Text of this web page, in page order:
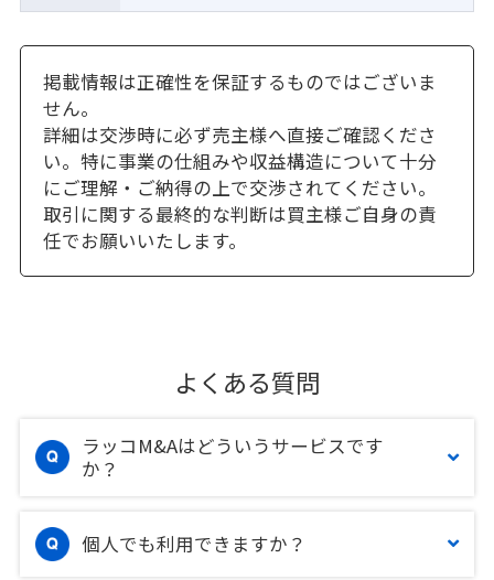
掲載情報は正確性を保証するものではございま
せん。
詳細は交渉時に必ず売主様へ直接ご確認くださ
い。特に事業の仕組みや収益構造について十分
にご理解・ご納得の上で交渉されてください。
取引に関する最終的な判断は買主様ご自身の責
任でお願いいたします。
よくある質問
ラッコM&Aはどういうサービスです
か？
個人でも利用できますか？